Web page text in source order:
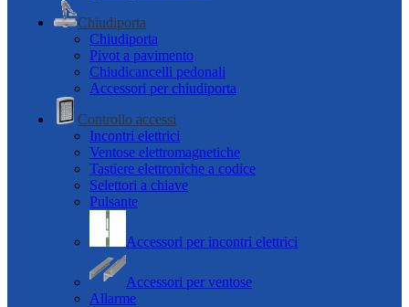
Chiudiporta
Chiudiporta
Pivot a pavimento
Chiudicancelli pedonali
Accessori per chiudiporta
Controllo accessi
Incontri elettrici
Ventose elettromagnetiche
Tastiere elettroniche a codice
Selettori a chiave
Pulsante
Accessori per incontri elettrici
Accessori per ventose
Allarme